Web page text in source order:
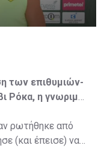
των επιθυμιών-
Ρόκα, η γνωριμία
ρωτήθηκε από
(και έπεισε) να